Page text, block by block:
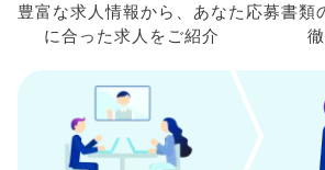
豊富な求人情報から、 あなた
に合った求人を ご紹介
応募書類